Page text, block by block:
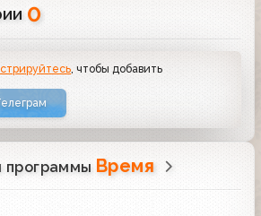
0
, чтобы добавить
программы Время